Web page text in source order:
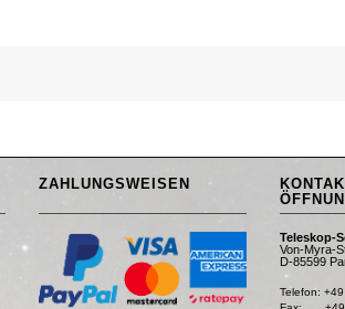
ZAHLUNGSWEISEN
Teleskop-
Von-Myra-
D-85599
Telefon: